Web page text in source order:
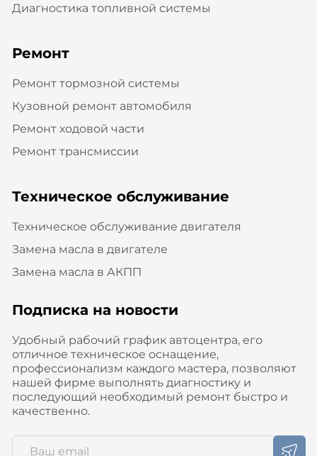
Диагностика топливной системы
Ремонт
Ремонт тормозной системы
Кузовной ремонт автомобиля
Ремонт ходовой части
Ремонт трансмиссии
Техническое обслуживание
Техническое обслуживание двигателя
Замена масла в двигателе
Замена масла в АКПП
Подписка на новости
Удобный рабочий график автоцентра, его
отличное техническое оснащение,
профессионализм каждого мастера, позволяют
нашей фирме выполнять диагностику и
последующий необходимый ремонт быстро и
качественно.